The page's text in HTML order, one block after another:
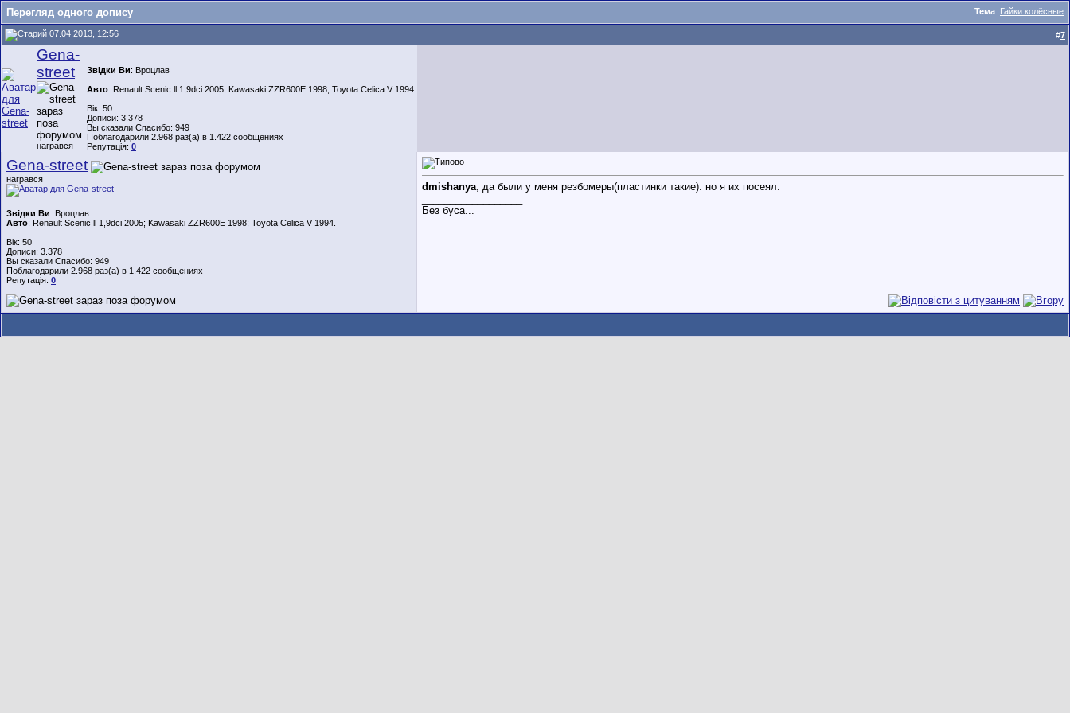
Тема: Гайки колёсные
Перегляд одного допису
07.04.2013, 12:56 #7
Gena-
street
награвся
Звідки Ви: Вроцлав
Авто: Renault Scenic ll 1,9dci 2005; Kawasaki ZZR600E 1998; Toyota Celica V 1994.
Вік: 50
Дописи: 3.378
Вы сказали Спасибо: 949
Поблагодарили 2.968 раз(а) в 1.422 сообщениях
Репутація: 0
Gena-street
награвся
Звідки Ви: Вроцлав
Авто: Renault Scenic ll 1,9dci 2005; Kawasaki ZZR600E 1998; Toyota Celica V 1994.
Вік: 50
Дописи: 3.378
Вы сказали Спасибо: 949
Поблагодарили 2.968 раз(а) в 1.422 сообщениях
Репутація: 0
dmishanya, да были у меня резбомеры(пластинки такие). но я их посеял.
Без буса...